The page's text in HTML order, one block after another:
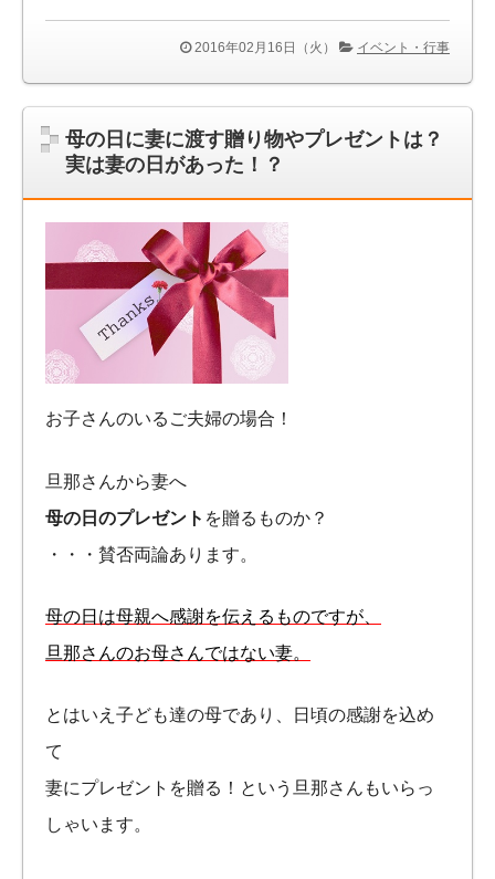
2016年02月16日（火） イベント・行事
母の日に妻に渡す贈り物やプレゼントは？
実は妻の日があった！？
お子さんのいるご夫婦の場合！
旦那さんから妻へ
母の日のプレゼント を贈るものか？
・・・賛否両論あります。
母の日は母親へ感謝を伝えるものですが、
旦那さんのお母さんではない妻。
とはいえ子ども達の母であり、日頃の感謝を込め
て
妻にプレゼントを贈る！という旦那さんもいらっ
しゃいます。